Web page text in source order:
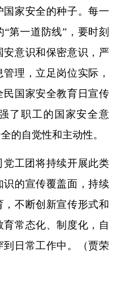
国家安全的种子。每一
“第一道防线”，要时刻
意识和保密意识，严
理，立足岗位实际，
国家安全教育日宣传
了职工的国家安全意
的自觉性和主动性。
工团将持续开展此类
识的宣传覆盖面，持续
不断创新宣传形式和
常态化、制度化，自
日常工作中。（贾荣